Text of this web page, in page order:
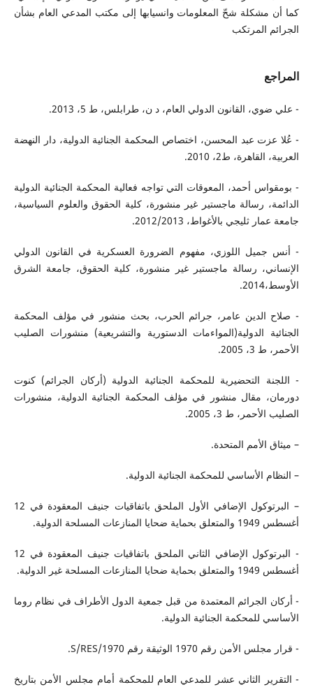
كما أن مشكلة شحّ المعلومات وانسيابها إلى مكتب المدعي العام بشأن
الجرائم المرتكب
المراجع
- علي ضوي، القانون الدولي العام، د ن، طرابلس، ط 5، 2013.
- عُلا عزت عبد المحسن، اختصاص المحكمة الجنائية الدولية، دار النهضة
العربية، القاهرة، ط2، 2010.
- بومقواس أحمد، المعوقات التي تواجه فعالية المحكمة الجنائية الدولية
الدائمة، رسالة ماجستير غير منشورة، كلية الحقوق والعلوم السياسية،
جامعة عمار ثليجي بالأغواط، 2012/2013.
- أنس جميل اللوزي، مفهوم الضرورة العسكرية في القانون الدولي
الإنساني، رسالة ماجستير غير منشورة، كلية الحقوق، جامعة الشرق
الأوسط،2014.
- صلاح الدين عامر، جرائم الحرب، بحث منشور في مؤلف المحكمة
الجنائية الدولية(المواءمات الدستورية والتشريعية) منشورات الصليب
الأحمر، ط 3، 2005.
- اللجنة التحضيرية للمحكمة الجنائية الدولية (أركان الجرائم) كنوت
دورمان، مقال منشور في مؤلف المحكمة الجنائية الدولية، منشورات
الصليب الأحمر، ط 3، 2005.
– ميثاق الأمم المتحدة.
– النظام الأساسي للمحكمة الجنائية الدولية.
– البرتوكول الإضافي الأول الملحق باتفاقيات جنيف المعقودة في 12
أغسطس 1949 والمتعلق بحماية ضحايا المنازعات المسلحة الدولية.
- البرتوكول الإضافي الثاني الملحق باتفاقيات جنيف المعقودة في 12
أغسطس 1949 والمتعلق بحماية ضحايا المنازعات المسلحة غير الدولية.
- أركان الجرائم المعتمدة من قبل جمعية الدول الأطراف في نظام روما
الأساسي للمحكمة الجنائية الدولية.
- قرار مجلس الأمن رقم 1970 الوثيقة رقم S/RES/1970.
- التقرير الثاني عشر للمدعي العام للمحكمة أمام مجلس الأمن بتاريخ